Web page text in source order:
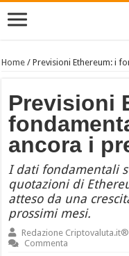
Home /Previsioni Ethereum: i
Previsioni
ancora i
I dati fondamentali
quotazioni di
atteso da una
prossimi mesi.
Redazione Criptovaluta.it®
Commenta